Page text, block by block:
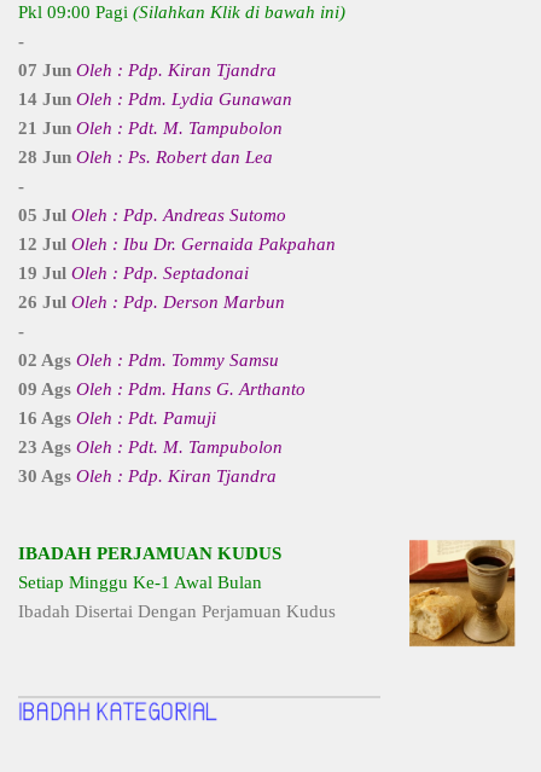
Pkl 09:00 Pagi (Silahkan Klik di bawah ini)
-
07 Jun Oleh : Pdp. Kiran Tjandra
14 Jun Oleh : Pdm. Lydia Gunawan
21 Jun Oleh : Pdt. M. Tampubolon
28 Jun Oleh : Ps. Robert dan Lea
-
05 Jul Oleh : Pdp. Andreas Sutomo
12 Jul Oleh : Ibu Dr. Gernaida Pakpahan
19 Jul Oleh : Pdp. Septadonai
26 Jul Oleh : Pdp. Derson Marbun
-
02 Ags Oleh : Pdm. Tommy Samsu
09 Ags Oleh : Pdm. Hans G. Arthanto
16 Ags Oleh : Pdt. Pamuji
23 Ags Oleh : Pdt. M. Tampubolon
30 Ags Oleh : Pdp. Kiran Tjandra
IBADAH PERJAMUAN KUDUS
Setiap Minggu Ke-1 Awal Bulan
Ibadah Disertai Dengan Perjamuan Kudus